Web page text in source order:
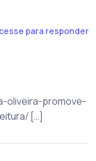
para responder
oliveira-promove-
[…]